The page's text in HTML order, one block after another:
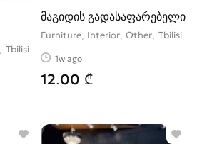
Tbilisi
მაგიდის გადასაფარებელი
Furniture, Interior, Other Tbilisi
1w ago
12.00 ₾